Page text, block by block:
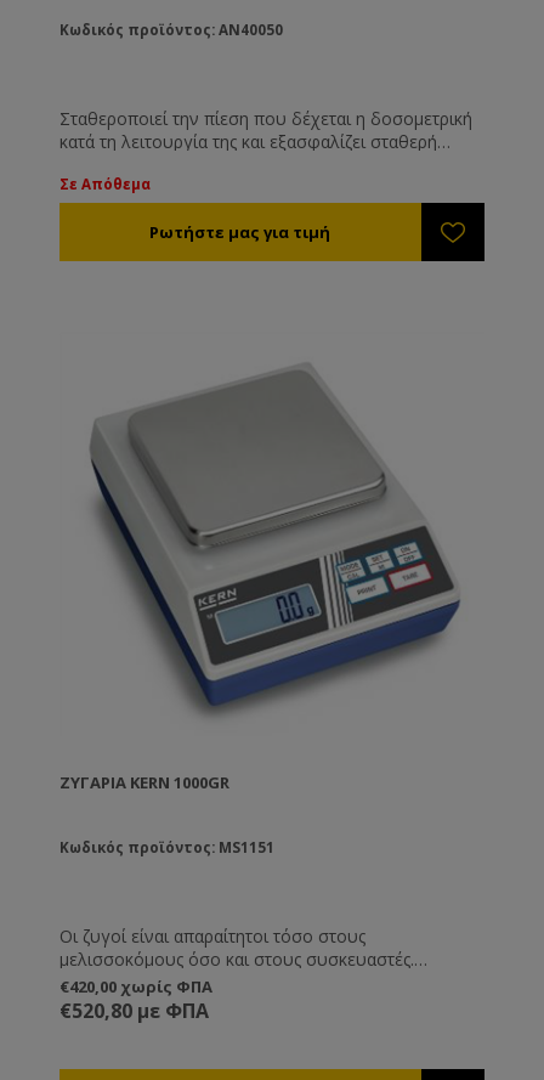
Κωδικός προϊόντος: AN40050
Σταθεροποιεί την πίεση που δέχεται η δοσομετρική
κατά τη λειτουργία της και εξασφαλίζει σταθερή
Σε Απόθεμα
ΖΥΓΑΡΙΆ KERN 1000GR
Κωδικός προϊόντος: MS1151
Οι ζυγοί είναι απαραίτητοι τόσο στους
μελισσοκόμους όσο και στους συσκευαστές.
Χρησιμοποιούνται σε μεγάλο εύρος από το
μελισσοκομείο (ζύγιση κυψελών) έως την αποθήκη
και τις λαϊκές αγορές. Τεχνικά Χαρακτηριστικά
0,1g Γραμμικότητα + 0,2 g Αναπαραγωγιμότητα 0,1g
€420,00 χωρίς ΦΠΑ
€520,80 με ΦΠΑ